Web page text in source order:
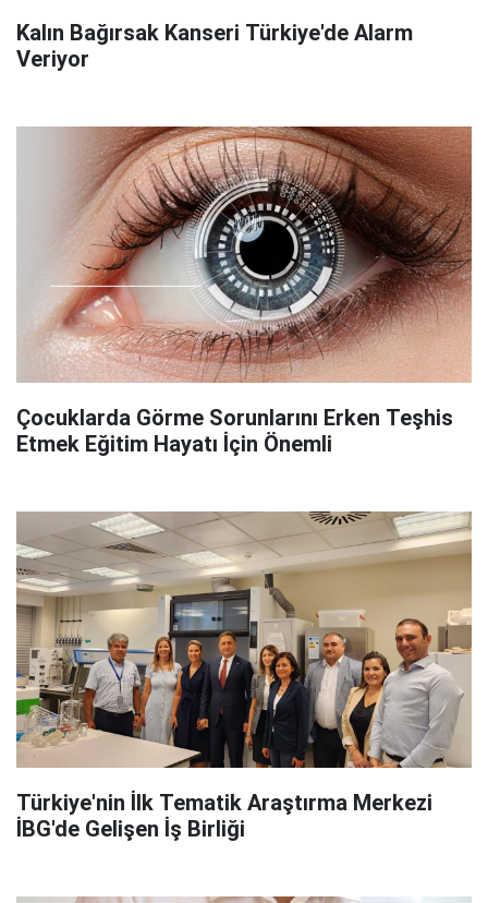
Kalın Bağırsak Kanseri Türkiye'de Alarm
Veriyor
Çocuklarda Görme Sorunlarını Erken Teşhis
Etmek Eğitim Hayatı İçin Önemli
Türkiye'nin İlk Tematik Araştırma Merkezi
İBG'de Gelişen İş Birliği